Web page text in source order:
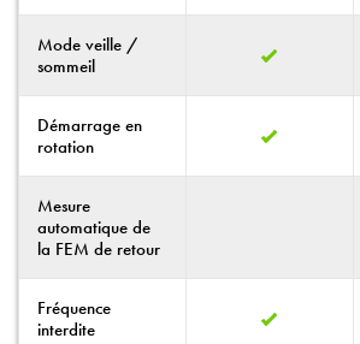
Mode veille /
sommeil
Démarrage en
rotation
Mesure
automatique de
la FEM de retour
Fréquence
interdite